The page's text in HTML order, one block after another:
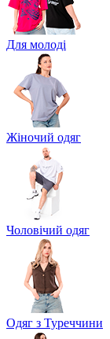
Для молоді
Жіночий одяг
Чоловічий одяг
Одяг з Туреччини